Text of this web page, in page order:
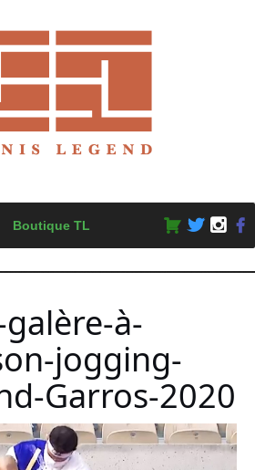
Boutique TL
à-
jogging-
Garros-2020